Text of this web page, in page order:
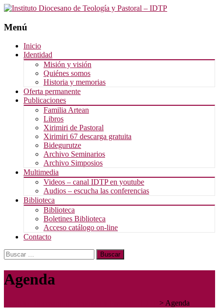
Menú
Saltar
contenido
Inicio
Identidad
Misión y visión
Quiénes somos
Historia y memorias
Oferta permanente
Publicaciones
Familia Artean
Libros
Xirimiri de Pastoral
Xirimiri 67 descarga gratuita
Bidegurutze
Archivo Seminarios
Archivo Simposios
Multimedia
Videos – canal IDTP en youtube
Audios – escucha las conferencias
Biblioteca
Biblioteca
Boletines Biblioteca
Acceso catálogo on-line
Contacto
Buscar:
Agenda
> Agenda